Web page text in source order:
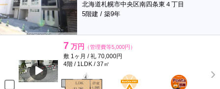
北海道札幌市中央区南四条東４丁目
5階建 / 築9年
7 万円 （管理費等5,000円）
敷 1ヶ月 / 礼 70,000円
4階 / 1LDK / 37㎡
BunChinPAY
ポンタ
部屋